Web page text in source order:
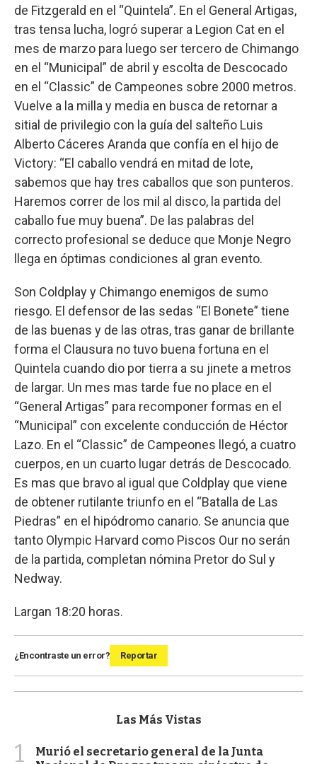
de Fitzgerald en el “Quintela”. En el General Artigas,
tras tensa lucha, logró superar a Legion Cat en el
mes de marzo para luego ser tercero de Chimango
en el “Municipal” de abril y escolta de Descocado
en el “Classic” de Campeones sobre 2000 metros.
Vuelve a la milla y media en busca de retornar a
sitial de privilegio con la guía del salteño Luis
Alberto Cáceres Aranda que confía en el hijo de
Victory: “El caballo vendrá en mitad de lote,
sabemos que hay tres caballos que son punteros.
Haremos correr de los mil al disco, la partida del
caballo fue muy buena”. De las palabras del
correcto profesional se deduce que Monje Negro
llega en óptimas condiciones al gran evento.
Son Coldplay y Chimango enemigos de sumo
riesgo. El defensor de las sedas “El Bonete” tiene
de las buenas y de las otras, tras ganar de brillante
forma el Clausura no tuvo buena fortuna en el
Quintela cuando dio por tierra a su jinete a metros
de largar. Un mes mas tarde fue no place en el
“General Artigas” para recomponer formas en el
“Municipal” con excelente conducción de Héctor
Lazo. En el “Classic” de Campeones llegó, a cuatro
cuerpos, en un cuarto lugar detrás de Descocado.
Es mas que bravo al igual que Coldplay que viene
de obtener rutilante triunfo en el “Batalla de Las
Piedras” en el hipódromo canario. Se anuncia que
tanto Olympic Harvard como Piscos Our no serán
de la partida, completan nómina Pretor do Sul y
Nedway.
Largan 18:20 horas.
¿Encontraste un error? Reportar
Las Más Vistas
1
Murió el secretario general de la Junta